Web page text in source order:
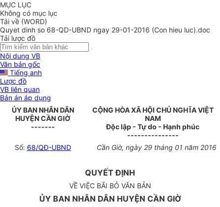
MỤC LỤC
Không có mục lục
Tải về (WORD)
Quyet dinh so 68-QD-UBND ngay 29-01-2016 (Con hieu luc).doc
Tải lược đồ
Nội dung VB
Văn bản gốc
Tiếng anh
Lược đồ
VB liên quan
Bản án áp dụng
ỦY BAN NHÂN DÂN
HUYỆN CẦN GIỜ
-------
CỘNG HÒA XÃ HỘI CHỦ NGHĨA VIỆT
NAM
Độc lập - Tự do - Hạnh phúc
---------------
Số: 68/QĐ-UBND Cần Giờ, ngày 29tháng 01 năm 2016
QUYẾT ĐỊNH
VỀ VIỆC BÃI BỎ VĂN BẢN
ỦY BAN NHÂN DÂN HUYỆN CẦN GIỜ